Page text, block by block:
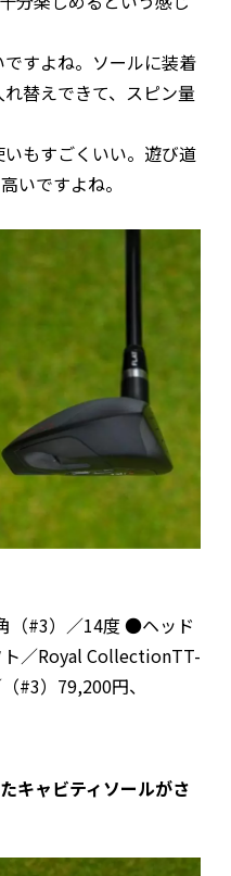
すよね。ソールに装着
替えできて、スピン量
もすごくいい。遊び道
いですよね。
#3）／14度 ●ヘッド
／Royal CollectionTT-
#3）79,200円、
キャビティソールがさ